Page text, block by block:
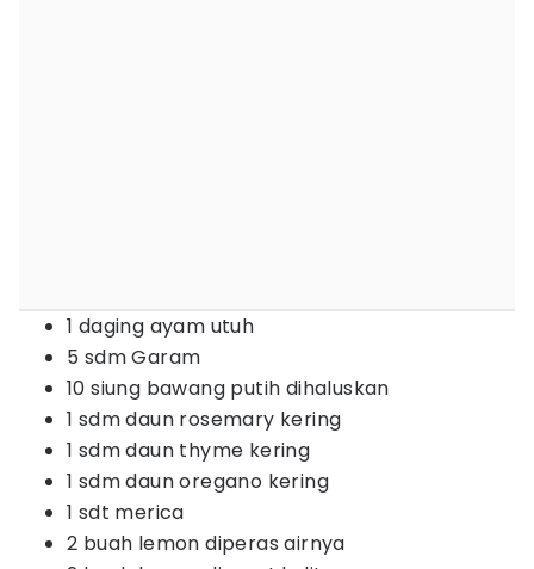
1 daging ayam utuh
5 sdm Garam
10 siung bawang putih dihaluskan
1 sdm daun rosemary kering
1 sdm daun thyme kering
1 sdm daun oregano kering
1 sdt merica
2 buah lemon diperas airnya